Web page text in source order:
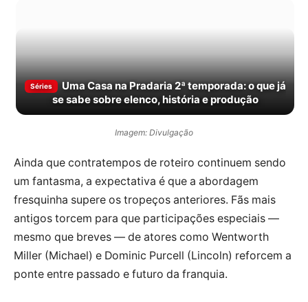
Séries
Uma Casa na Pradaria 2ª temporada: o que já
se sabe sobre elenco, história e produção
Imagem: Divulgação
Ainda que contratempos de roteiro continuem sendo
um fantasma, a expectativa é que a abordagem
fresquinha supere os tropeços anteriores. Fãs mais
antigos torcem para que participações especiais —
mesmo que breves — de atores como Wentworth
Miller (Michael) e Dominic Purcell (Lincoln) reforcem a
ponte entre passado e futuro da franquia.